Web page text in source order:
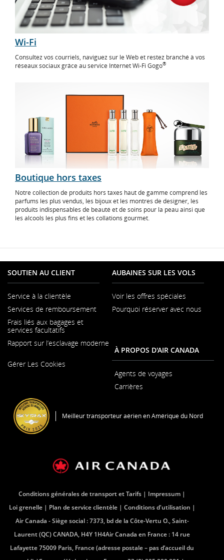
Wi-Fi
Consultez vos courriels, naviguez sur le Web et restez branché à vos
réseaux sociaux grâce au service Internet Wi-Fi Gogo®
Boutique hors taxes
Notre collection de produits hors taxes haut de gamme comprend les
parfums les plus vendus, les bijoux et les montres de designer, les
produits indispensables de beauté et de soins pour la peau ainsi que
les alcools les plus fins et les collations gourmet.
SOUTIEN AU CLIENT
Service à la clientèle
dans
une
nouvelle
Services de remboursement
Frais liés aux bagages et
services facultatifs
Rapport sur l’esclavage moderne
dans
Gérer Les Cookies
AUBAINES SUR LES VOLS
Voir les offres spéciales
Pourquoi réserver avec nous
À PROPOS D'AIR CANADA
Agents de voyages
Carrières
nouvelle
Meilleur transporteur aérien en Amérique du Nord
Conditions générales de transport et Tarifs
Impressum
Loi grenelle
Plan de service clientèle
Conditions d'utilisation
Air Canada - Siège social : 7373, bd de la Côte-Vertu O., Saint-
Laurent (QC) CANADA, H4Y 1H4Air Canada en France : 14 rue
Lafayette 75009 Paris, France (adresse postale – pas d’accueil du